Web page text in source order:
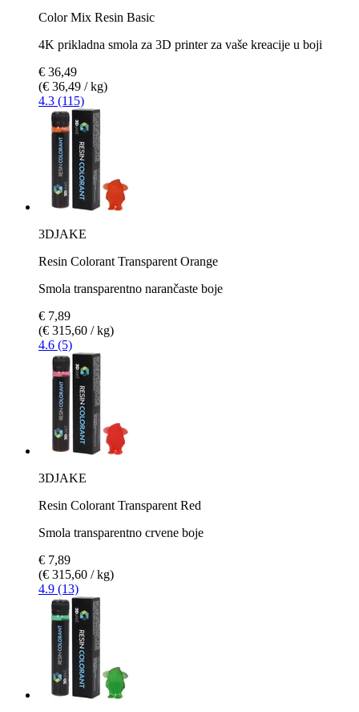
Color Mix Resin Basic
4K prikladna smola za 3D printer za vaše kreacije u boji
€ 36,49
(€ 36,49 / kg)
4.3 (115)
3DJAKE
Resin Colorant Transparent Orange
Smola transparentno narančaste boje
€ 7,89
(€ 315,60 / kg)
4.6 (5)
3DJAKE
Resin Colorant Transparent Red
Smola transparentno crvene boje
€ 7,89
(€ 315,60 / kg)
4.9 (13)